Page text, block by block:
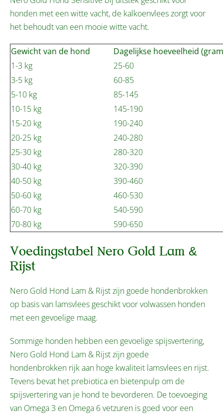
honden met een witte vacht, de kalkoenvlees zorgt voor
het behoudt van een mooie witte vacht.
Gewicht van de hond
Dagelijkse hoeveelheid
1-3 kg
25-60
3-5 kg
60-85
5-10 kg
85-145
10-15 kg
145-190
15-20 kg
190-240
20-25 kg
240-280
25-30 kg
280-320
30-40 kg
320-390
40-50 kg
390-460
50-60 kg
460-530
60-70 kg
540-590
70-80 kg
590-650
Voedingstabel Nero Gold Lam &
Rijst
Nero Gold Hond Lam & Rijst zijn goede hondenbrokken
op basis van lamsvlees geschikt voor volwassen honden
met een gevoelige maag.
Sommige honden hebben een gevoelige spijsvertering,
Nero Gold Hond Lam & Rijst zijn goede
hondenbrokken rijk aan hoge kwaliteit lamsvlees en rijst.
Tevens bevat het prebiotica en bietenpulp om de
spijsvertering van je hond te bevorderen. De toevoeging
van Omega 3 en Omega 6 vetzuren is goed voor een